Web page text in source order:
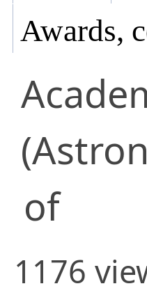
Awards,
of
1176